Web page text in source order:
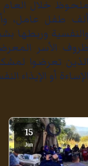
ألف طفل عامل،
والنفسية وربطها
ظروف الأسر
الذين تعرضوا
الإساءة أو الإيذاء
15
Jun